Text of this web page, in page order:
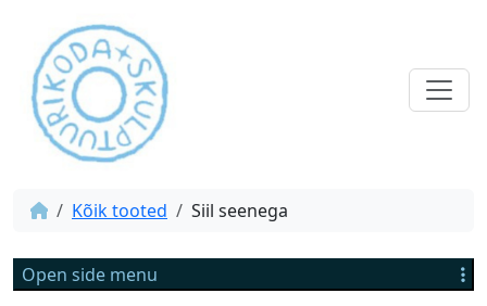
Kõik tooted Siil seenega
Open side menu